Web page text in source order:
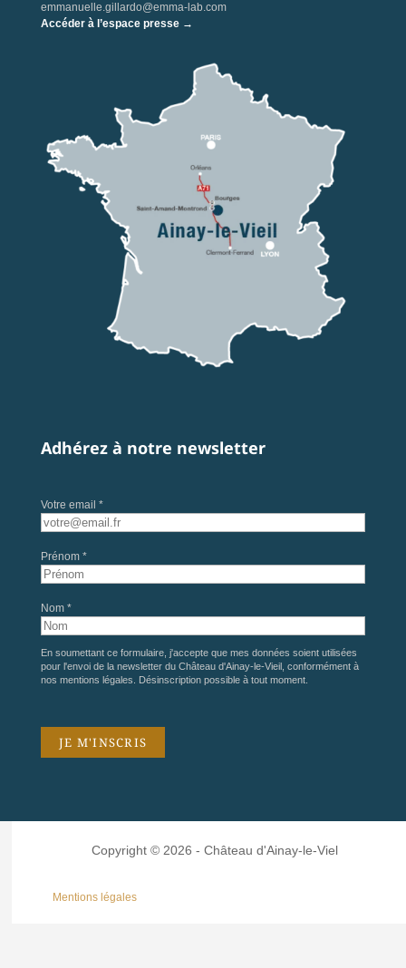
emmanuelle.gillardo@emma-lab.com
Accéder à l’espace presse →
Adhérez à notre newsletter
Votre email *
Prénom *
Nom *
En soumettant ce formulaire, j'accepte que mes données soient utilisées
pour l'envoi de la newsletter du Château d'Ainay-le-Vieil, conformément à
nos mentions légales . Désinscription possible à tout moment.
Copyright © 2026 - Château d'Ainay-le-Viel
Mentions légales